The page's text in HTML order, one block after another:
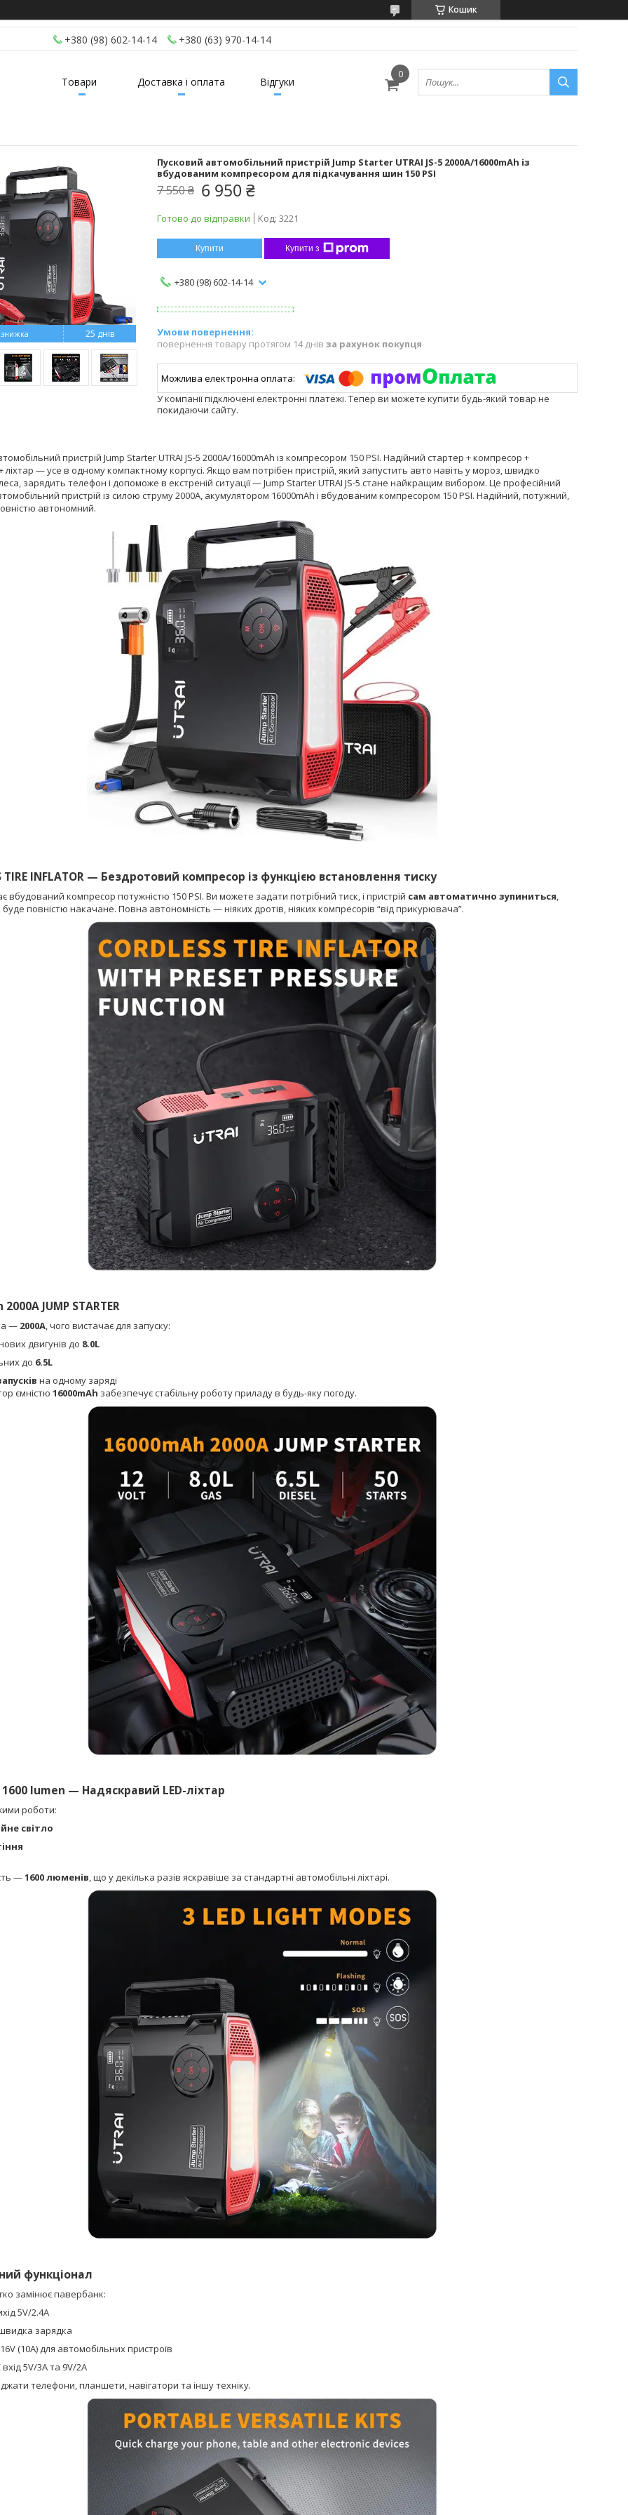
Кошик
+380 (98) 602-14-14 +380 (63) 970-14-14
Товари Доставка і оплата Відгуки
25 днів
Пусковий автомобільний пристрій Jump Starter UTRAI JS-5 2000А/16000mAh із
вбудованим компресором для підкачування шин 150 PSI
7 550 ₴ 6 950 ₴
Готово до відправки Код: 3221
Купити Купити з
+380 (98) 602-14-14
повернення товару протягом 14 днів за рахунок покупця
У компанії підключені електронні платежі. Тепер ви можете купити будь-який товар не
покидаючи сайту.
пристрій Jump Starter UTRAI JS-5 2000А/16000mAh із компресором 150 PSI. Надійний стартер + компресор +
ліхтар — усе в одному компактному корпусі. Якщо вам потрібен пристрій, який запустить авто навіть у мороз, швидко
зарядить телефон і допоможе в екстреній ситуації — Jump Starter UTRAI JS-5 стане найкращим вибором. Це професійний
пристрій із силою струму 2000А, акумулятором 16000mAh і вбудованим компресором 150 PSI. Надійний, потужний,
автономний.
TIRE INFLATOR — Бездротовий компресор із функцією встановлення тиску
вбудований компресор потужністю 150 PSI. Ви можете задати потрібний тиск, і пристрій сам автоматично зупиниться
повністю накачане. Повна автономність — ніяких дротів, ніяких компресорів “від прикурювача”.
JUMP STARTER
— 2000А , чого вистачає для запуску:
двигунів до 8.0L
до 6.5L
на одному заряді
ємністю 16000mAh забезпечує стабільну роботу приладу в будь-яку погоду.
lumen — Надяскравий LED-ліхтар
роботи:
світло
—1600 люменів , що у декілька разів яскравіше за стандартні автомобільні ліхтарі.
функціонал
замінює павербанк:
5V/2.4A
зарядка
(10A) для автомобільних пристроїв
5V/3A та 9V/2A
телефони, планшети, навігатори та іншу техніку.